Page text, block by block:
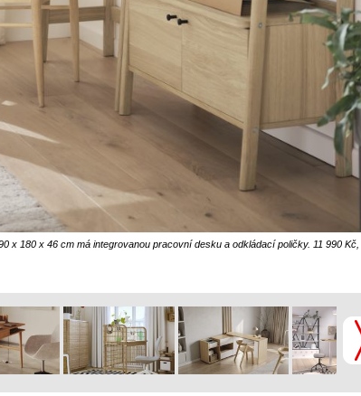
x 180 x 46 cm má integrovanou pracovní desku a odkládací poličky. 11 990 Kč,